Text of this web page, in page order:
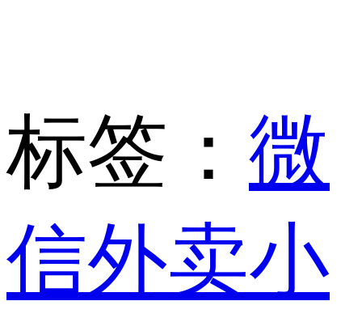
标签： 微
信外卖小